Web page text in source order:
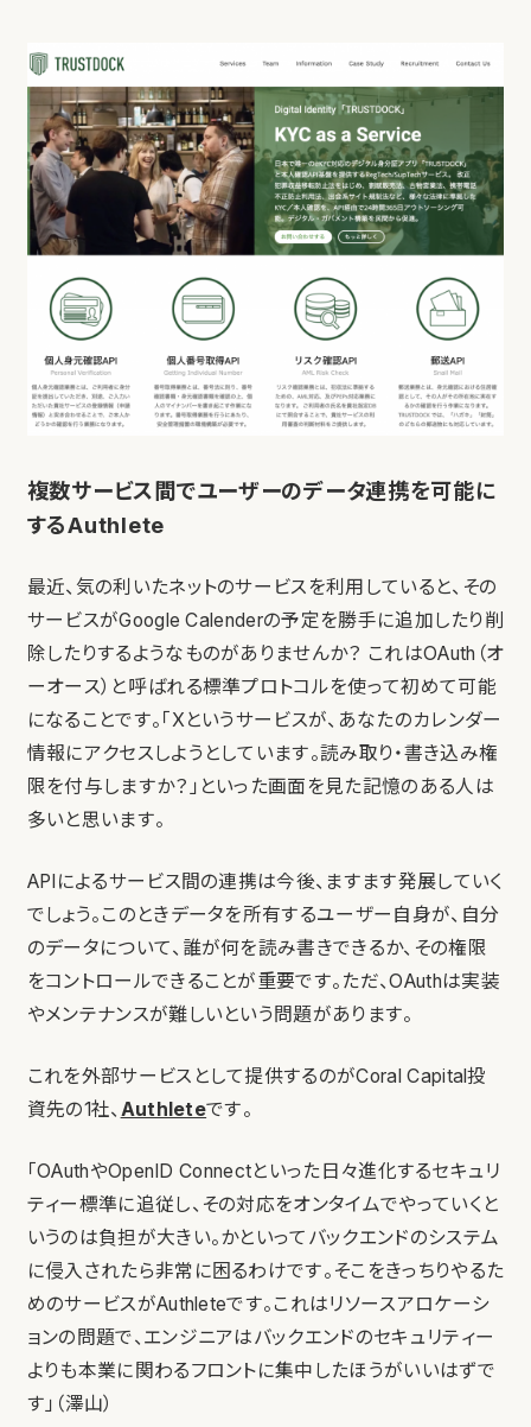
複数サービス間でユーザーのデータ連携を可能に
するAuthlete
最近、気の利いたネットのサービスを利用していると、その
サービスがGoogle Calenderの予定を勝手に追加したり削
除したりするようなものがありませんか？ これはOAuth（オ
ーオース）と呼ばれる標準プロトコルを使って初めて可能
になることです。「Xというサービスが、あなたのカレンダー
情報にアクセスしようとしています。読み取り・書き込み権
限を付与しますか？」といった画面を見た記憶のある人は
多いと思います。
APIによるサービス間の連携は今後、ますます発展していく
でしょう。このときデータを所有するユーザー自身が、自分
のデータについて、誰が何を読み書きできるか、その権限
をコントロールできることが重要です。ただ、OAuthは実装
やメンテナンスが難しいという問題があります。
これを外部サービスとして提供するのがCoral Capital投
資先の1社、 Authleteです。
「OAuthやOpenID Connectといった日々進化するセキュリ
ティー標準に追従し、その対応をオンタイムでやっていくと
いうのは負担が大きい。かといってバックエンドのシステム
に侵入されたら非常に困るわけです。そこをきっちりやるた
めのサービスがAuthleteです。これはリソースアロケーシ
ョンの問題で、エンジニアはバックエンドのセキュリティー
よりも本業に関わるフロントに集中したほうがいいはずで
す」（澤山）